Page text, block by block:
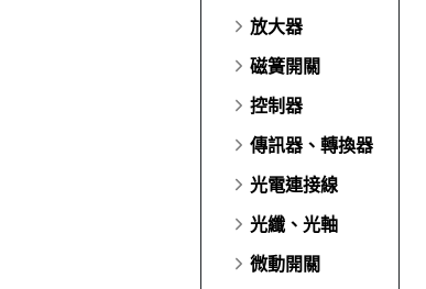
放大器
磁簧開關
控制器
傳訊器、轉換器
光電連接線
光纖、光軸
微動開關